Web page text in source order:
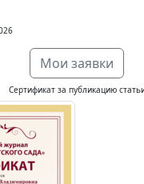
Мои заявки
Сертификат за публикацию